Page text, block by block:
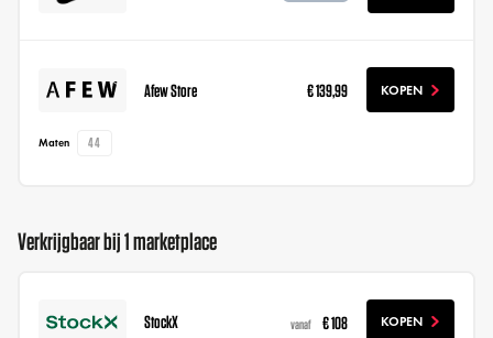
Afew Store € 139,99 KOPEN
Maten 44
Verkrijgbaar bij 1 marketplace
StockX vanaf € 108 KOPEN